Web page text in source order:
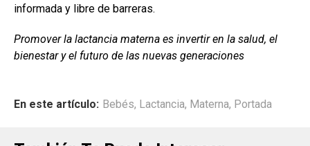
informada y libre de barreras.
Promover la lactancia materna es invertir en la salud, el
bienestar y el futuro de las nuevas generaciones
En este artículo: Bebés, Lactancia, Materna, Portada